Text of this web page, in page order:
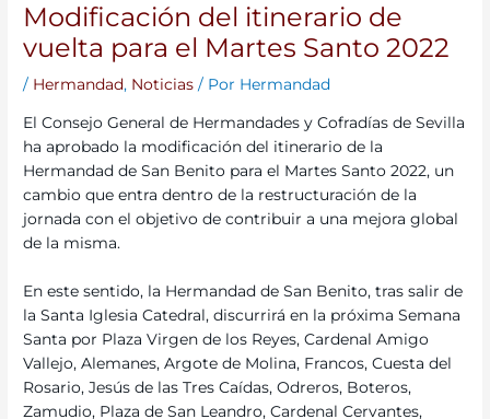
Modificación del itinerario de
vuelta para el Martes Santo 2022
/ Hermandad, Noticias / Por Hermandad
El Consejo General de Hermandades y Cofradías de Sevilla
ha aprobado la modificación del itinerario de la
Hermandad de San Benito para el Martes Santo 2022, un
cambio que entra dentro de la restructuración de la
jornada con el objetivo de contribuir a una mejora global
de la misma.
En este sentido, la Hermandad de San Benito, tras salir de
la Santa Iglesia Catedral, discurrirá en la próxima Semana
Santa por Plaza Virgen de los Reyes, Cardenal Amigo
Vallejo, Alemanes, Argote de Molina, Francos, Cuesta del
Rosario, Jesús de las Tres Caídas, Odreros, Boteros,
Zamudio, Plaza de San Leandro, Cardenal Cervantes,